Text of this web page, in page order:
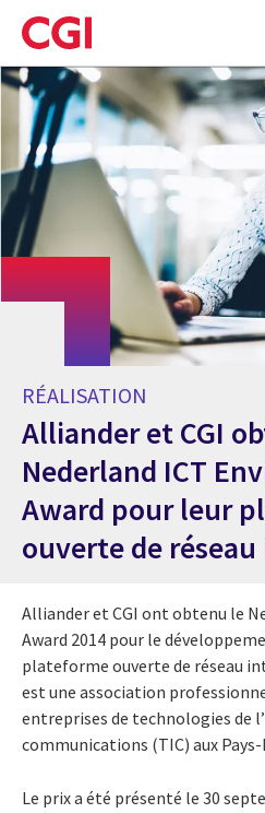
Skip
to
main
content
RÉALISATION
Alliander et CGI
Nederland ICT
Award pour leur
ouverte de
Alliander et CGI ont obtenu le
Award 2014 pour le
plateforme ouverte de réseau
est une association
entreprises de technologies de
communications (TIC) aux Pays-
Le prix a été présenté le 30